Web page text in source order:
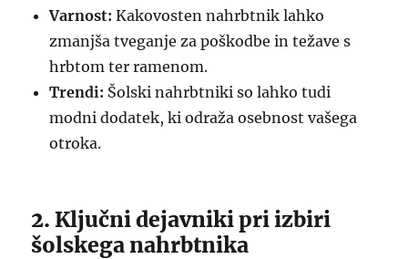
Varnost: Kakovosten nahrbtnik lahko
zmanjša tveganje za poškodbe in težave s
hrbtom ter ramenom.
Trendi: Šolski nahrbtniki so lahko tudi
modni dodatek, ki odraža osebnost vašega
otroka.
2. Ključni dejavniki pri izbiri
šolskega nahrbtnika